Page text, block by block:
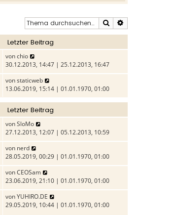
Suche
Letzter Beitrag
vonchio
e
u
e
s
t
r
B
e
i
t
r
a
g
30.12.2013, 14:47 | 25.12.2013, 16:47
vonstaticweb
e
u
s
e
r
e
i
r
a
g
13.06.2019, 15:14 | 01.01.1970, 01:00
Letzter Beitrag
vonSloMo
e
u
s
t
e
r
B
e
i
27.12.2013, 12:07 | 05.12.2013, 10:59
von nerd
e
u
e
s
t
e
r
28.05.2019, 00:29 | 01.01.1970, 01:00
vonCEOSam
e
u
e
s
23.06.2019, 21:10 | 01.01.1970, 01:00
vonYUHIRO.DE
e
29.05.2019, 10:44 | 01.01.1970, 01:00